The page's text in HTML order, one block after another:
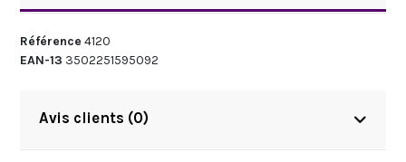
Référence 4120
EAN-13 3502251595092
Avis clients (0)